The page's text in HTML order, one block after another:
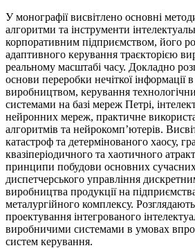
У монографії висвітлено основні
алгоритми та інструменти
корпоративним підприємством, його
адаптивного керування траєкторією
реальному масштабі часу. Докладно
основи переробки нечіткої інформації
виробництвом, керування
системами на базі мереж Петрі,
нейронних мереж, практичне
алгоритмів та нейрокомп’ютерів.
катастроф та детермінованого хаосу,
квазіперіодичного та хаотичного
принципи побудови основних
диспетчерського управління
виробництва продукції на
металургійного комплексу.
проектування інтегрованого
виробничими системами в умовах
систем керування.